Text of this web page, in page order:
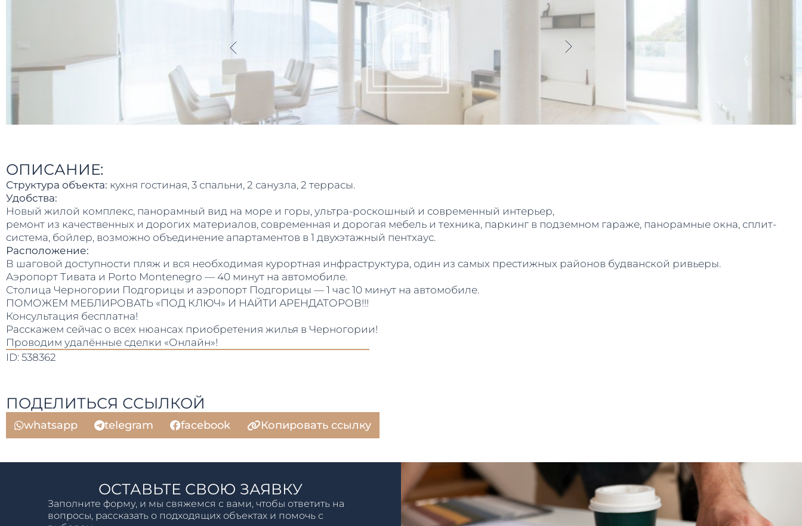
ОПИСАНИЕ:
Структура объекта: кухня гостиная, 3 спальни, 2 санузла, 2 террасы.
Удобства:
Новый жилой комплекс, панорамный вид на море и горы, ультра-роскошный и современный интерьер,
ремонт из качественных и дорогих материалов, современная и дорогая мебель и техника, паркинг в подземном гараже, панорамные окна, сплит-
система, бойлер, возможно объединение апартаментов в 1 двухэтажный пентхаус.
Расположение:
В шаговой доступности пляж и вся необходимая курортная инфраструктура, один из самых престижных районов будванской ривьеры.
Аэропорт Тивата и Porto Montenegro — 40 минут на автомобиле.
Столица Черногории Подгорицы и аэропорт Подгорицы — 1 час 10 минут на автомобиле.
ПОМОЖЕМ МЕБЛИРОВАТЬ «ПОД КЛЮЧ» И НАЙТИ АРЕНДАТОРОВ!!!
Консультация бесплатна!
Расскажем сейчас о всех нюансах приобретения жилья в Черногории!
Проводим удалённые сделки «Онлайн»!
ID: 538362
ПОДЕЛИТЬСЯ ССЫЛКОЙ
whatsapp telegram facebook Копировать ссылку
ОСТАВЬТЕ СВОЮ ЗАЯВКУ
Заполните форму, и мы свяжемся с вами, чтобы ответить на
вопросы, рассказать о подходящих объектах и помочь с